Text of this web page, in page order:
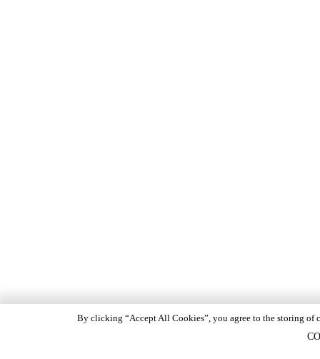
By clicking “Accept All Cookies”, you agree to the storing of